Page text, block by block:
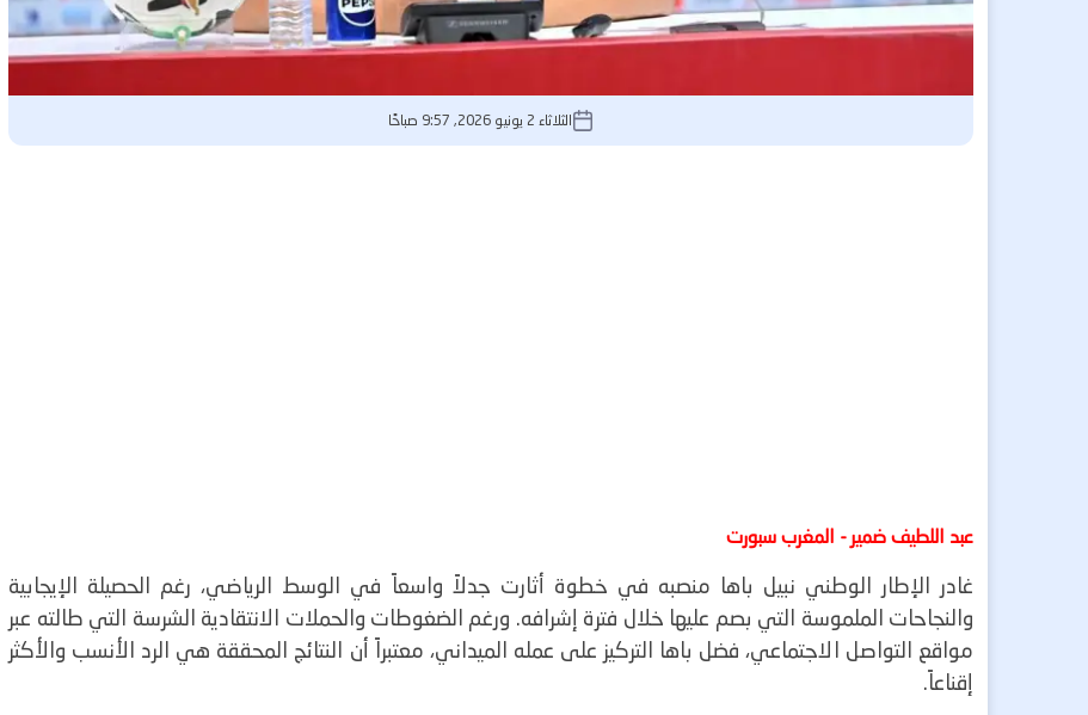
الثلاثاء 2 يونيو 2026, 9:57 صباحًا
عبد اللطيف ضمير - المغرب سبورت
غادر الإطار الوطني نبيل باها منصبه في خطوة أثارت جدلاً واسعاً في الوسط الرياضي، رغم الحصيلة الإيجابية
والنجاحات الملموسة التي بصم عليها خلال فترة إشرافه. ورغم الضغوطات والحملات الانتقادية الشرسة التي طالته عبر
مواقع التواصل الاجتماعي، فضل باها التركيز على عمله الميداني، معتبراً أن النتائج المحققة هي الرد الأنسب والأكثر
إقناعاً.